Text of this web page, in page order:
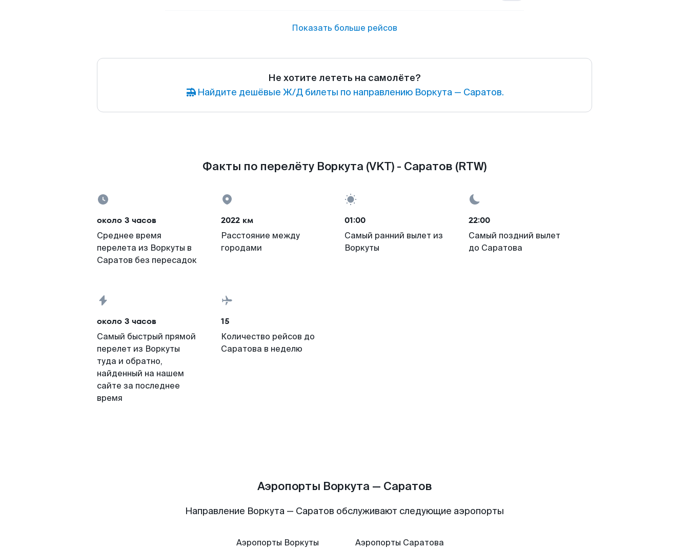
Показать больше рейсов
Не хотите лететь на самолёте?
Найдите дешёвые Ж/Д билеты по направлению Воркута — Саратов.
Факты по перелёту Воркута (VKT) - Саратов (RTW)
около 3 часов
Среднее время
перелета из Воркуты в
Саратов без пересадок
2022 км
Расстояние между
городами
01:00
Самый ранний вылет из
Воркуты
22:00
Самый поздний вылет
до Саратова
около 3 часов
Самый быстрый прямой
перелет из Воркуты
туда и обратно,
найденный на нашем
сайте за последнее
время
15
Количество рейсов до
Саратова в неделю
Аэропорты Воркута — Саратов
Направление Воркута — Саратов обслуживают следующие аэропорты
Аэропорты Воркуты Аэропорты Саратова